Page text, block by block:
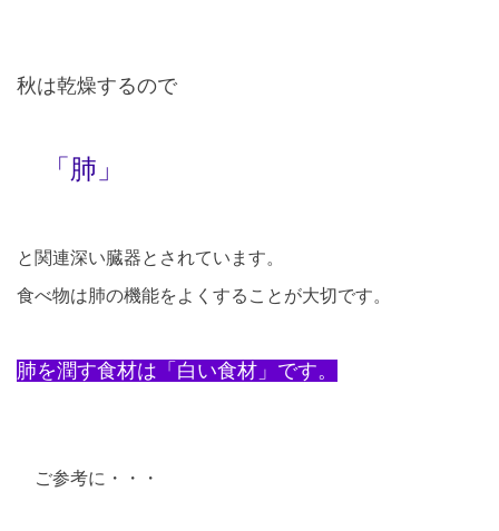
秋は乾燥するので
「肺」
と関連深い臓器とされています。
食べ物は肺の機能をよくすることが大切です。
肺を潤す食材は「白い食材」です。
ご参考に・・・